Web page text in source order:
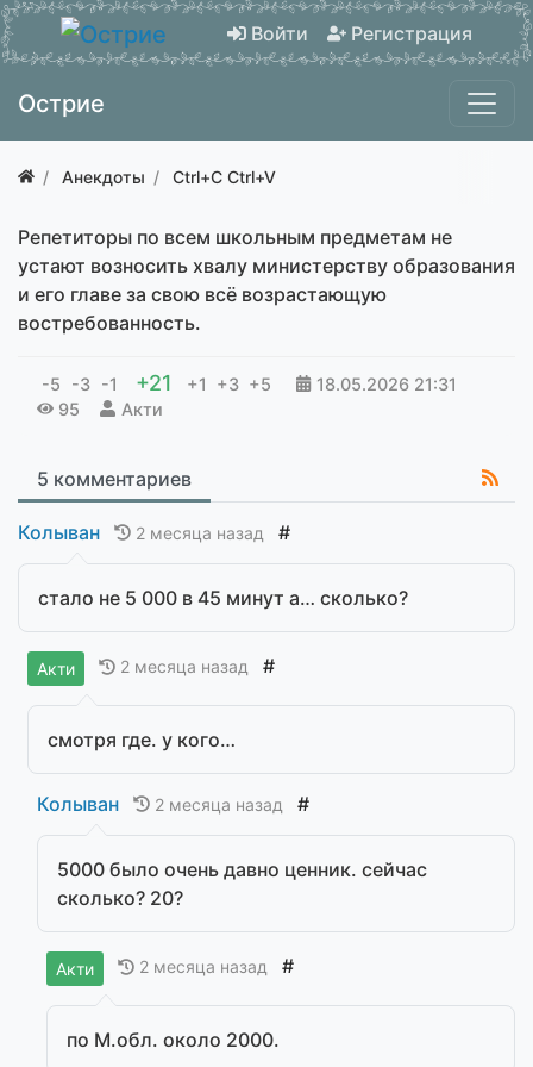
Войти Регистрация
Острие
Анекдоты Ctrl+C Ctrl+V
Репетиторы по всем школьным предметам не
устают возносить хвалу министерству образования
и его главе за свою всё возрастающую
востребованность.
-5 -3 -1 +21 +1 +3 +5 18.05.2026 21:31
95
Акти
5 комментариев
Колыван 2 месяца назад #
стало не 5 000 в 45 минут а… сколько?
Акти 2 месяца назад #
смотря где. у кого…
Колыван 2 месяца назад #
5000 было очень давно ценник. сейчас
сколько? 20?
Акти 2 месяца назад #
по М.обл. около 2000.